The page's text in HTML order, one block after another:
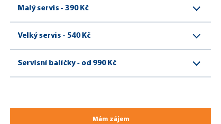
Malý servis - 390 Kč
Velký servis - 540 Kč
Servisní balíčky - od 990 Kč
Mám zájem